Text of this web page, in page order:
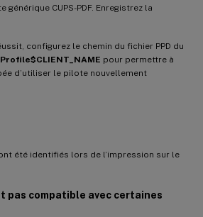
générique CUPS-PDF. Enregistrez la
configurez le chemin du fichier PPD du
pour permettre à
d’utiliser le pilote nouvellement
été identifiés lors de l’impression sur le
pas compatible avec certaines